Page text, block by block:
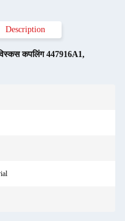
Description
कपलिंग 447916A1,